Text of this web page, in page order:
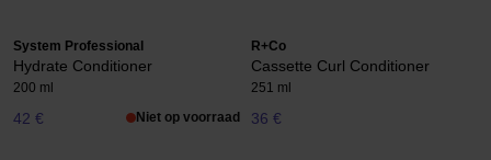
System Professional
Hydrate Conditioner
200 ml
42 € Niet op voorraad
R+Co
Cassette Curl Conditioner
251 ml
36 €